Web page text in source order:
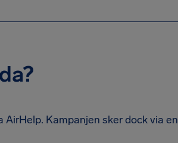
Kampanjen sker dock via en